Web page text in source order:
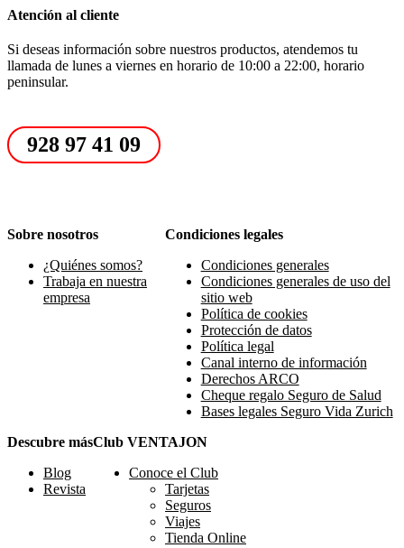
Atención al cliente
Si deseas información sobre nuestros productos, atendemos tu
llamada de lunes a viernes en horario de 10:00 a 22:00, horario
peninsular.
928 97 41 09
Sobre nosotros
¿Quiénes somos?
Trabaja en nuestra
empresa
Condiciones legales
Condiciones generales
Condiciones generales de uso del
sitio web
Política de cookies
Protección de datos
Política legal
Canal interno de información
Derechos ARCO
Cheque regalo Seguro de Salud
Bases legales Seguro Vida Zurich
Descubre más
Blog
Revista
Club VENTAJON
Conoce el Club
Tarjetas
Seguros
Viajes
Tienda Online